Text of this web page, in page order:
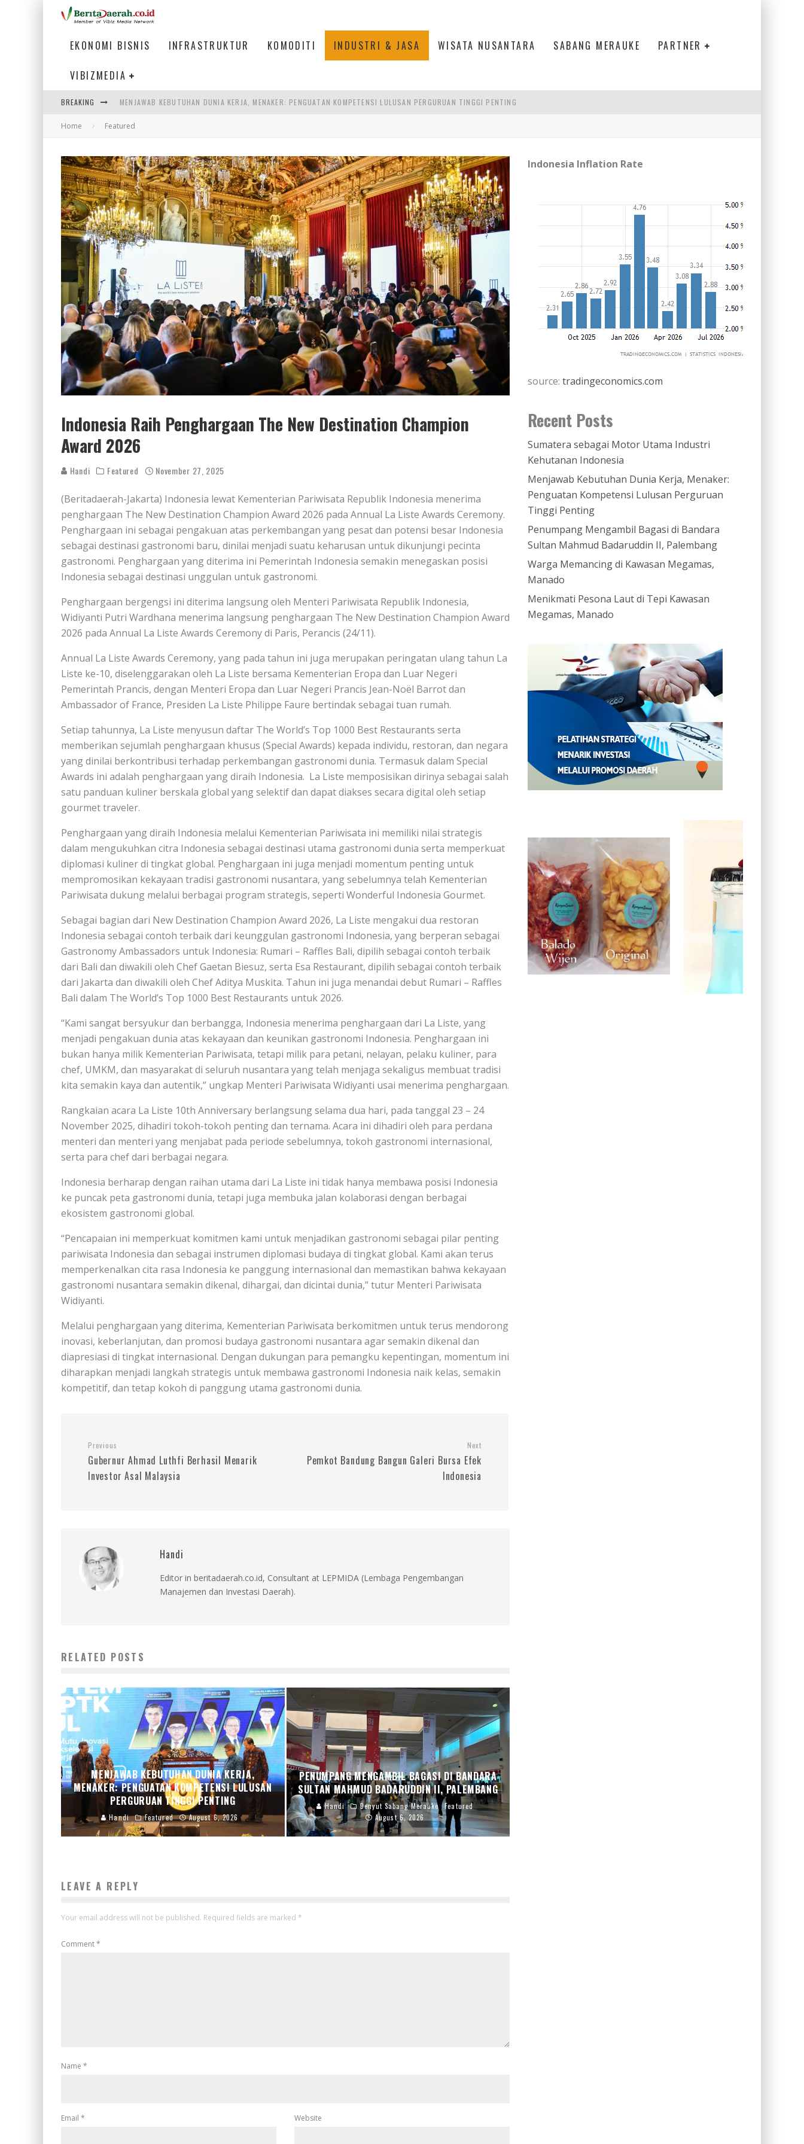
EKONOMI BISNIS INFRASTRUKTUR KOMODITI INDUSTRI & JASA WISATA NUSANTARA SABANG MERAUKE PARTNER
VIBIZMEDIA
BREAKING
MENJAWAB KEBUTUHAN DUNIA KERJA, MENAKER: PENGUATAN KOMPETENSI LULUSAN PERGURUAN TINGGI PENTING
PENUMPANG MENGAMBIL BAGASI DI BANDARA SULTAN MAHMUD BADARUDDIN II, PALEMBANG
WARGA MEMANCING DI KAWASAN MEGAMAS, MANADO
Home Featured
Indonesia Raih Penghargaan The New Destination Champion
Award 2026
Handi Featured November 27, 2025
(Beritadaerah-Jakarta) Indonesia lewat Kementerian Pariwisata Republik Indonesia menerima
penghargaan The New Destination Champion Award 2026 pada Annual La Liste Awards Ceremony.
Penghargaan ini sebagai pengakuan atas perkembangan yang pesat dan potensi besar Indonesia
sebagai destinasi gastronomi baru, dinilai menjadi suatu keharusan untuk dikunjungi pecinta
gastronomi. Penghargaan yang diterima ini Pemerintah Indonesia semakin menegaskan posisi
Indonesia sebagai destinasi unggulan untuk gastronomi.
Penghargaan bergengsi ini diterima langsung oleh Menteri Pariwisata Republik Indonesia,
Widiyanti Putri Wardhana menerima langsung penghargaan The New Destination Champion Award
2026 pada Annual La Liste Awards Ceremony di Paris, Perancis (24/11).
Annual La Liste Awards Ceremony, yang pada tahun ini juga merupakan peringatan ulang tahun La
Liste ke-10, diselenggarakan oleh La Liste bersama Kementerian Eropa dan Luar Negeri
Pemerintah Prancis, dengan Menteri Eropa dan Luar Negeri Prancis Jean-Noël Barrot dan
Ambassador of France, Presiden La Liste Philippe Faure bertindak sebagai tuan rumah.
Setiap tahunnya, La Liste menyusun daftar The World’s Top 1000 Best Restaurants serta
memberikan sejumlah penghargaan khusus (Special Awards) kepada individu, restoran, dan negara
yang dinilai berkontribusi terhadap perkembangan gastronomi dunia. Termasuk dalam Special
Awards ini adalah penghargaan yang diraih Indonesia. La Liste memposisikan dirinya sebagai salah
satu panduan kuliner berskala global yang selektif dan dapat diakses secara digital oleh setiap
gourmet traveler.
Penghargaan yang diraih Indonesia melalui Kementerian Pariwisata ini memiliki nilai strategis
dalam mengukuhkan citra Indonesia sebagai destinasi utama gastronomi dunia serta memperkuat
diplomasi kuliner di tingkat global. Penghargaan ini juga menjadi momentum penting untuk
mempromosikan kekayaan tradisi gastronomi nusantara, yang sebelumnya telah Kementerian
Pariwisata dukung melalui berbagai program strategis, seperti Wonderful Indonesia Gourmet.
Sebagai bagian dari New Destination Champion Award 2026, La Liste mengakui dua restoran
Indonesia sebagai contoh terbaik dari keunggulan gastronomi Indonesia, yang berperan sebagai
Gastronomy Ambassadors untuk Indonesia: Rumari – Raffles Bali, dipilih sebagai contoh terbaik
dari Bali dan diwakili oleh Chef Gaetan Biesuz, serta Esa Restaurant, dipilih sebagai contoh terbaik
dari Jakarta dan diwakili oleh Chef Aditya Muskita. Tahun ini juga menandai debut Rumari – Raffles
Bali dalam The World’s Top 1000 Best Restaurants untuk 2026.
“Kami sangat bersyukur dan berbangga, Indonesia menerima penghargaan dari La Liste, yang
menjadi pengakuan dunia atas kekayaan dan keunikan gastronomi Indonesia. Penghargaan ini
bukan hanya milik Kementerian Pariwisata, tetapi milik para petani, nelayan, pelaku kuliner, para
chef, UMKM, dan masyarakat di seluruh nusantara yang telah menjaga sekaligus membuat tradisi
kita semakin kaya dan autentik,” ungkap Menteri Pariwisata Widiyanti usai menerima penghargaan.
Rangkaian acara La Liste 10th Anniversary berlangsung selama dua hari, pada tanggal 23 – 24
November 2025, dihadiri tokoh-tokoh penting dan ternama. Acara ini dihadiri oleh para perdana
menteri dan menteri yang menjabat pada periode sebelumnya, tokoh gastronomi internasional,
serta para chef dari berbagai negara.
Indonesia berharap dengan raihan utama dari La Liste ini tidak hanya membawa posisi Indonesia
ke puncak peta gastronomi dunia, tetapi juga membuka jalan kolaborasi dengan berbagai
ekosistem gastronomi global.
“Pencapaian ini memperkuat komitmen kami untuk menjadikan gastronomi sebagai pilar penting
pariwisata Indonesia dan sebagai instrumen diplomasi budaya di tingkat global. Kami akan terus
memperkenalkan cita rasa Indonesia ke panggung internasional dan memastikan bahwa kekayaan
gastronomi nusantara semakin dikenal, dihargai, dan dicintai dunia,” tutur Menteri Pariwisata
Widiyanti.
Melalui penghargaan yang diterima, Kementerian Pariwisata berkomitmen untuk terus mendorong
inovasi, keberlanjutan, dan promosi budaya gastronomi nusantara agar semakin dikenal dan
diapresiasi di tingkat internasional. Dengan dukungan para pemangku kepentingan, momentum ini
diharapkan menjadi langkah strategis untuk membawa gastronomi Indonesia naik kelas, semakin
kompetitif, dan tetap kokoh di panggung utama gastronomi dunia.
Previous
Gubernur Ahmad Luthfi Berhasil Menarik
Investor Asal Malaysia
Next
Pemkot Bandung Bangun Galeri Bursa Efek
Indonesia
Handi
Editor in beritadaerah.co.id, Consultant at LEPMIDA (Lembaga Pengembangan
Manajemen dan Investasi Daerah).
RELATED POSTS
MENJAWAB KEBUTUHAN DUNIA KERJA,
MENAKER: PENGUATAN KOMPETENSI LULUSAN
PERGURUAN TINGGI PENTING
Handi Featured August 6, 2026
PENUMPANG MENGAMBIL BAGASI DI BANDARA
SULTAN MAHMUD BADARUDDIN II, PALEMBANG
Handi Denyut Sabang Merauke
Featured
August 6, 2026
LEAVE A REPLY
Your email address will not be published. Required fields are marked *
Comment*
Name *
Email * Website
Indonesia Inflation Rate
source: tradingeconomics.com
Recent Posts
Sumatera sebagai Motor Utama Industri
Kehutanan Indonesia
Menjawab Kebutuhan Dunia Kerja, Menaker:
Penguatan Kompetensi Lulusan Perguruan
Tinggi Penting
Penumpang Mengambil Bagasi di Bandara
Sultan Mahmud Badaruddin II, Palembang
Warga Memancing di Kawasan Megamas,
Manado
Menikmati Pesona Laut di Tepi Kawasan
Megamas, Manado